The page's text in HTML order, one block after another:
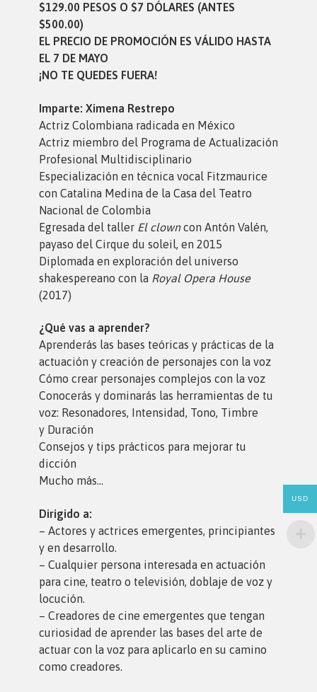
$129.00 PESOS O $7 DÓLARES (ANTES
$500.00)
EL PRECIO DE PROMOCIÓN ES VÁLIDO HASTA
EL 7 DE MAYO
¡NO TE QUEDES FUERA!
Imparte: Ximena Restrepo
Actriz Colombiana radicada en México
Actriz miembro del Programa de Actualización
Profesional Multidisciplinario
Especialización en técnica vocal Fitzmaurice
con Catalina Medina de la Casa del Teatro
Nacional de Colombia
Egresada del taller El clowncon Antón Valén,
payaso del Cirque du soleil, en 2015
Diplomada en exploración del universo
shakespereano con la Royal Opera House
(2017)
¿Qué vas a aprender?
Aprenderás las bases teóricas y prácticas de la
actuación y creación de personajes con la voz
Cómo crear personajes complejos con la voz
Conocerás y dominarás las herramientas de tu
voz: Resonadores, Intensidad, Tono, Timbre
y Duración
Consejos y tips prácticos para mejorar tu
dicción
Mucho más…
Dirigido a:
– Actores y actrices emergentes, principiantes
y en desarrollo.
– Cualquier persona interesada en actuación
para cine, teatro o televisión, doblaje de voz y
locución.
– Creadores de cine emergentes que tengan
curiosidad de aprender las bases del arte de
actuar con la voz para aplicarlo en su camino
como creadores.
USD